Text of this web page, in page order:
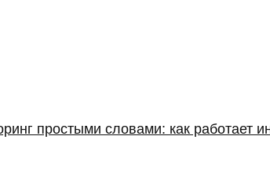
простыми словами: как работает